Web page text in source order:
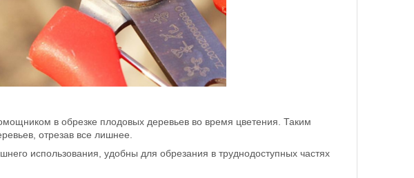
в обрезке плодовых деревьев во время цветения. Таким
отрезав все лишнее.
использования, удобны для обрезания в труднодоступных частях